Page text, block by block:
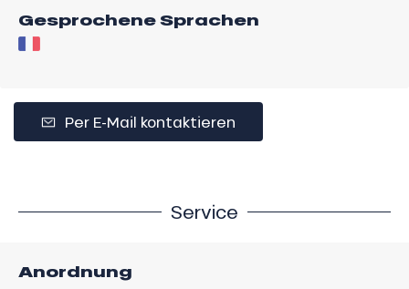
Gesprochene Sprachen
Per E-Mail kontaktieren
Service
Anordnung